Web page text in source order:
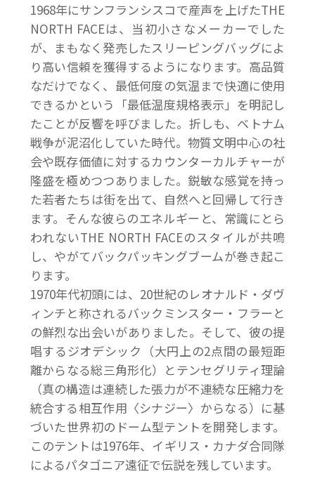
1968年にサンフランシスコで産声を上げたTHE
NORTH FACEは、当初小さなメーカーでした
が、まもなく発売したスリーピングバッグによ
り高い信頼を獲得するようになります。高品質
なだけでなく、最低何度の気温まで快適に使用
できるかという「最低温度規格表示」を明記し
たことが反響を呼びました。折しも、ベトナム
戦争が泥沼化していた時代。物質文明中心の社
会や既存価値に対するカウンターカルチャーが
隆盛を極めつつありました。鋭敏な感覚を持っ
た若者たちは街を出て、自然へと回帰して行き
ます。そんな彼らのエネルギーと、常識にとら
われないTHE NORTH FACEのスタイルが共鳴
し、やがてバックパッキングブームが巻き起こ
ります。
1970年代初頭には、20世紀のレオナルド・ダヴ
ィンチと称されるバックミンスター・フラーと
の鮮烈な出会いがありました。そして、彼の提
唱するジオデシック（大円上の2点間の最短距
離からなる総三角形化）とテンセグリティ理論
（真の構造は連続した張力が不連続な圧縮力を
統合する相互作用〈シナジー〉からなる）に基
づいた世界初のドーム型テントを開発します。
このテントは1976年、イギリス・カナダ合同隊
によるパタゴニア遠征で伝説を残しています。